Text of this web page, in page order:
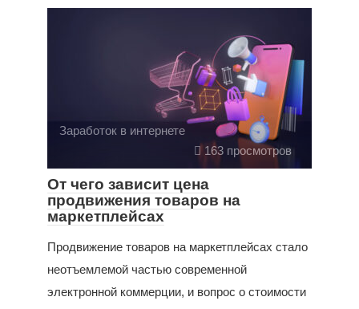
Заработок в интернете
163 просмотров
От чего зависит цена
продвижения товаров на
маркетплейсах
Продвижение товаров на маркетплейсах стало
неотъемлемой частью современной
электронной коммерции, и вопрос о стоимости